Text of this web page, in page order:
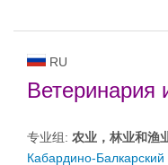
RU
Ветеринария
专业组: 农业，林业和渔
Кабардино-